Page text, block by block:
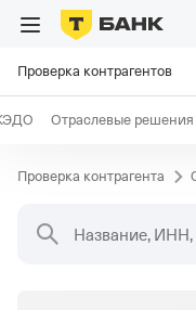
Проверка контрагентов
Отраслевые решения
Проверка контрагента
Название, ИНН,